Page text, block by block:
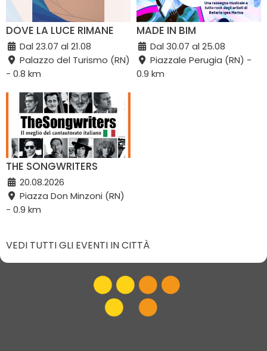
DOVE LA LUCE RIMANE
Dal 23.07 al 21.08
Palazzo del Turismo (RN)
- 0.8 km
MADE IN BIM
Dal 30.07 al 25.08
Piazzale Perugia (RN) -
0.9 km
THE SONGWRITERS
20.08.2026
Piazza Don Minzoni (RN)
- 0.9 km
VEDI TUTTI GLI EVENTI IN CITTÀ